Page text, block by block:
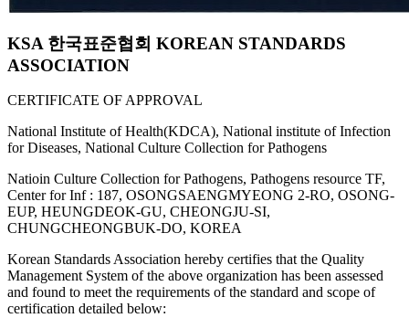
KSA 한국표준협회 KOREAN STANDARDS
ASSOCIATION
CERTIFICATE OF APPROVAL
National Institute of Health(KDCA), National institute of Infection
for Diseases, National Culture Collection for Pathogens
Natioin Culture Collection for Pathogens, Pathogens resource TF,
Center for Inf : 187, OSONGSAENGMYEONG 2-RO, OSONG-
EUP, HEUNGDEOK-GU, CHEONGJU-SI,
CHUNGCHEONGBUK-DO, KOREA
Korean Standards Association hereby certifies that the Quality
Management System of the above organization has been assessed
and found to meet the requirements of the standard and scope of
certification detailed below: